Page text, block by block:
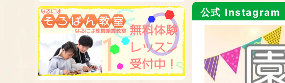
公式 Instagram